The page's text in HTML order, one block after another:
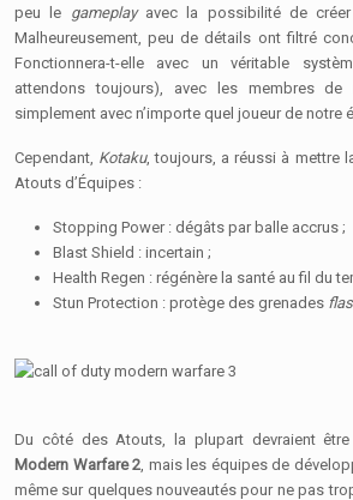
peu le gameplay avec la possibilité de créer
Malheureusement, peu de détails ont filtré
Fonctionnera-t-elle avec un véritable
attendons toujours), avec les membres
simplement avec n’importe quel joueur de notre
Cependant, Kotaku, toujours, a réussi à mettre
Atouts d’Équipes :
Stopping Power : dégâts par balle accrus ;
Blast Shield : incertain ;
Health Regen : régénère la santé au fil du
Stun Protection : protège des grenades
Du côté des Atouts, la plupart devraient
Modern Warfare 2 , mais les équipes de
même sur quelques nouveautés pour ne pas